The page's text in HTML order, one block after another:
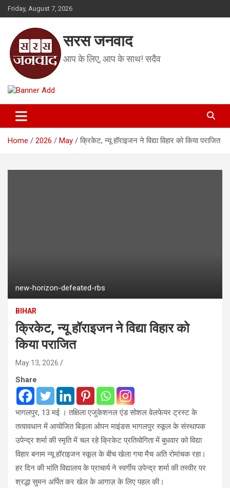
Skip
to
Friday, August 7, 2026
सरस जनवाद
आप के लिए, आप के साथ! सदैव
Home 2026 May क्रिकेट, न्यू हॉराइजन ने विद्या विहार को किया पराजित
new-horizon-defeated-rbs
BIHAR
क्रिकेट, न्यू हॉराइजन ने विद्या विहार को
किया पराजित
May 13, 2026
Share
भागलपुर, 13 मई । तक्षिला एजुकेशनल एंड सोशल वेलफेयर ट्रस्ट के
तत्वावधान में आयोजित बिड़ला ओपन माइंडस भागलपुर स्कूल के संस्थापक
उपेन्द्र शर्मा की स्मृति में चल रहे क्रिकेट प्रतियोगिता में बुधवार को विद्या
विहार बनाम न्यू हॉराइजन स्कूल के बीच खेला गया मैच अति रोमांचक रहा।
हर दिन की भांति विद्यालय के प्राचार्य ने स्वर्गीय उपेन्द्र शर्मा की तस्वीर पर
श्रद्धा सुमन अर्पित कर खेल के आगाज़ के लिए पहल की।